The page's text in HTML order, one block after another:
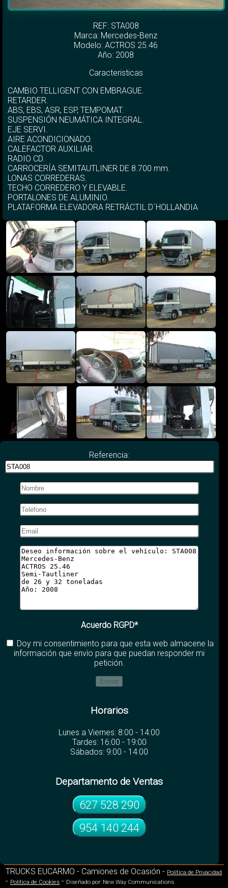
REF: STA008
Marca: Mercedes-Benz
Modelo:ACTROS 25.46
Año: 2008
Caracteristicas
CAMBIO TELLIGENT CON EMBRAGUE.
RETARDER.
ABS, EBS, ASR, ESP, TEMPOMAT.
SUSPENSIÓN NEUMÁTICA INTEGRAL.
EJE SERVI.
AIRE ACONDICIONADO.
CALEFACTOR AUXILIAR.
RADIO CD.
CARROCERÍA SEMITAUTLINER DE 8.700 mm.
LONAS CORREDERAS.
TECHO CORREDERO Y ELEVABLE.
PORTALONES DE ALUMINIO.
PLATAFORMA ELEVADORA RETRÁCTIL D´HOLLANDIA
Referencia:
Acuerdo RGPD*
Doy mi consentimiento para que esta web almacene la
información que envío para que puedan responder mi
petición.
Horarios
Lunes a Viernes: 8:00 - 14:00
Tardes: 16:00 - 19:00
Sábados: 9:00 - 14:00
Departamento de Ventas
627 528 290
954 140 244
TRUCKS EUCARMO - Camiones de Ocasión - Política de Privacidad
- Política de Cookies - Diseñado por: New Way Communications